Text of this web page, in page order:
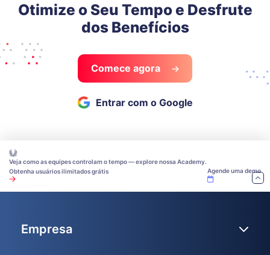
Otimize o Seu Tempo e Desfrute
dos Benefícios
Comece agora
Entrar com o Google
Veja como as equipes controlam o tempo — explore nossa Academy.
Obtenha usuários ilimitados grátis
Agende uma demo
Empresa